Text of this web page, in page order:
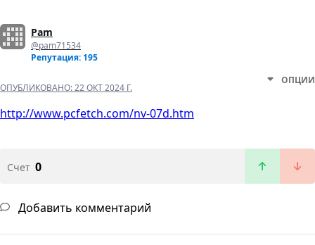
Pam
@pam71534
Репутация: 195
ОПУБЛИКОВАНО:22 ОКТ 2024 Г.
ОПЦИИ
http://www.pcfetch.com/nv-07d.htm
Счет 0
Добавить комментарий